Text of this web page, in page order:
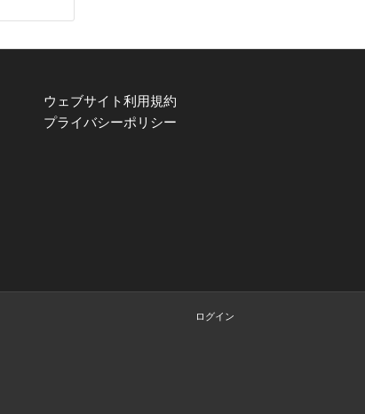
ウェブサイト利用規約
プライバシーポリシー
ログイン